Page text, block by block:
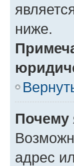
ниже.
Почему
адрес